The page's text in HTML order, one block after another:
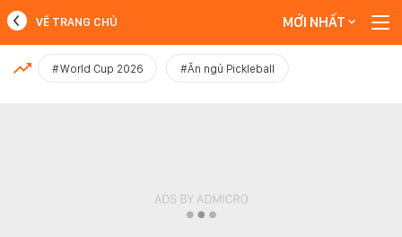
MỚI NHẤT
VỀ TRANG CHỦ MỚI NHẤT
#World Cup 2026 #Ăn ngủ Pickleball